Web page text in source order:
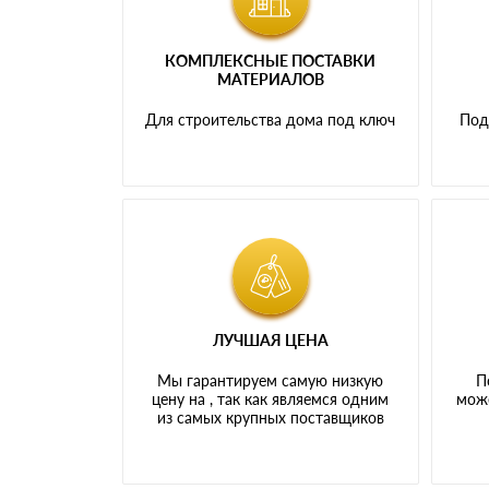
КОМПЛЕКСНЫЕ ПОСТАВКИ
МАТЕРИАЛОВ
Для строительства дома под ключ
ЛУЧШАЯ ЦЕНА
Мы гарантируем самую низкую
цену на , так как являемся одним
из самых крупных поставщиков